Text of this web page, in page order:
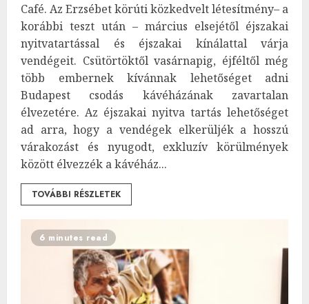
Café. Az Erzsébet körúti közkedvelt létesítmény– a
korábbi teszt után – március elsejétől éjszakai
nyitvatartással és éjszakai kínálattal várja
vendégeit. Csütörtöktől vasárnapig, éjféltől még
több embernek kívánnak lehetőséget adni
Budapest csodás kávéházának zavartalan
élvezetére. Az éjszakai nyitva tartás lehetőséget
ad arra, hogy a vendégek elkerüljék a hosszú
várakozást és nyugodt, exkluzív körülmények
között élvezzék a kávéház...
TOVÁBBI RÉSZLETEK
6 minutes read